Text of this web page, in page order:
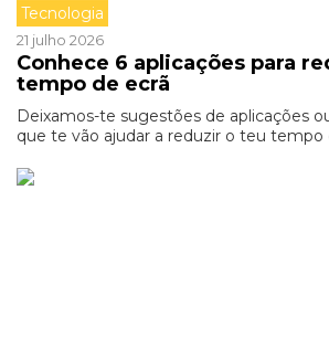
Tecnologia
21 julho 2026
Conhece 6 aplicações para
tempo de ecrã
Deixamos-te sugestões de aplicações
que te vão ajudar a reduzir o teu tempo